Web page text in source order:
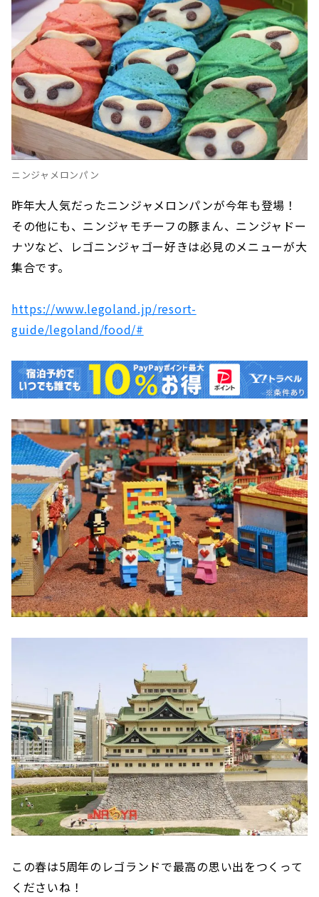
ニンジャメロンパン
昨年大人気だったニンジャメロンパンが今年も登場！
その他にも、ニンジャモチーフの豚まん、ニンジャドー
ナツなど、レゴニンジャゴー好きは必見のメニューが大
集合です。
https://www.legoland.jp/resort-
guide/legoland/food/#
この春は5周年のレゴランドで最高の思い出をつくって
くださいね！